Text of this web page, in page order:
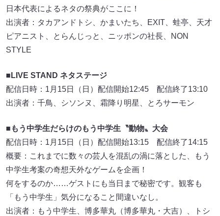
日本代表によるネタの祭典がここに！
出演者：タカアンドトシ、かまいたち、EXIT、蛙亭、天才
ピアニスト、とらんじっと、ニッポンの社長、NON
STYLE
■LIVE STAND ネタステージ
配信日時：1月15日（日）配信開始12:45 配信終了13:10
出演者：千鳥、シソンヌ、霜降り明星、とろサーモン
■もう中学生だらけのもう中学生〝動物〟大会
配信日時：1月15日（日）配信開始13:15 配信終了14:15
概要：これまでに数々の芸人を混乱の渦に落とした、もう
中学生考案の奇想天外なゲームを企画！
何をするのか……ゲストにも当日まで秘密です。観客も
「もう中学生」気分になること間違いなし。
出演者：もう中学生、博多華丸（博多華丸・大吉）、トシ